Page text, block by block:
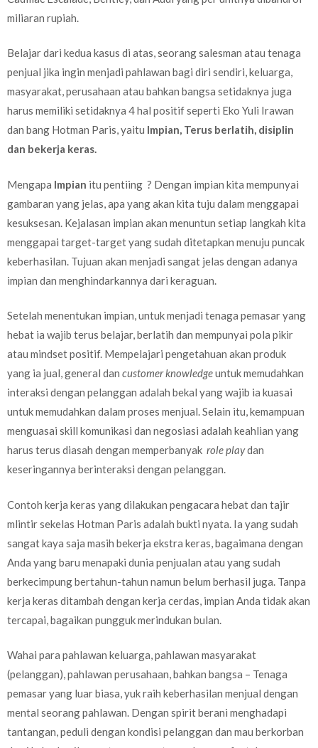
miliaran rupiah.
Belajar dari kedua kasus di atas, seorang salesman atau tenaga
penjual jika ingin menjadi pahlawan bagi diri sendiri, keluarga,
masyarakat, perusahaan atau bahkan bangsa setidaknya juga
harus memiliki setidaknya 4 hal positif seperti Eko Yuli Irawan
dan bang Hotman Paris, yaitu Impian, Terus berlatih, disiplin
dan bekerja keras.
Mengapa Impian itu pentiing ? Dengan impian kita mempunyai
gambaran yang jelas, apa yang akan kita tuju dalam menggapai
kesuksesan. Kejalasan impian akan menuntun setiap langkah kita
menggapai target-target yang sudah ditetapkan menuju puncak
keberhasilan. Tujuan akan menjadi sangat jelas dengan adanya
impian dan menghindarkannya dari keraguan.
Setelah menentukan impian, untuk menjadi tenaga pemasar yang
hebat ia wajib terus belajar, berlatih dan mempunyai pola pikir
atau mindset positif. Mempelajari pengetahuan akan produk
yang ia jual, general dan customer knowledgeuntuk memudahkan
interaksi dengan pelanggan adalah bekal yang wajib ia kuasai
untuk memudahkan dalam proses menjual. Selain itu, kemampuan
menguasai skill komunikasi dan negosiasi adalah keahlian yang
harus terus diasah dengan memperbanyak role playdan
keseringannya berinteraksi dengan pelanggan.
Contoh kerja keras yang dilakukan pengacara hebat dan tajir
mlintir sekelas Hotman Paris adalah bukti nyata. Ia yang sudah
sangat kaya saja masih bekerja ekstra keras, bagaimana dengan
Anda yang baru menapaki dunia penjualan atau yang sudah
berkecimpung bertahun-tahun namun belum berhasil juga. Tanpa
kerja keras ditambah dengan kerja cerdas, impian Anda tidak akan
tercapai, bagaikan pungguk merindukan bulan.
Wahai para pahlawan keluarga, pahlawan masyarakat
(pelanggan), pahlawan perusahaan, bahkan bangsa – Tenaga
pemasar yang luar biasa, yuk raih keberhasilan menjual dengan
mental seorang pahlawan. Dengan spirit berani menghadapi
tantangan, peduli dengan kondisi pelanggan dan mau berkorban